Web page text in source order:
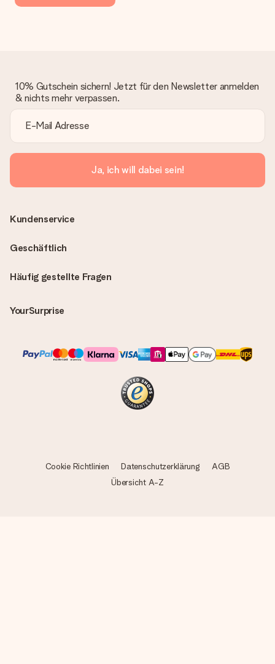
10% Gutschein sichern! Jetzt für den Newsletter anmelden
& nichts mehr verpassen.
Ja, ich will dabei sein!
Häufig gestellte Fragen
YourSurprise
Kundenservice
Geschäftlich
Cookie Richtlinien Datenschutzerklärung
AGB
Übersicht A-Z